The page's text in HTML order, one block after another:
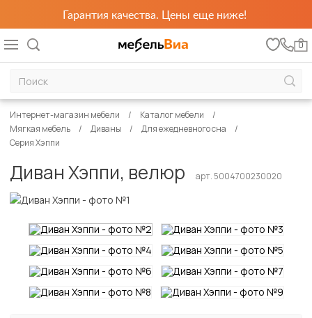
Гарантия качества. Цены еще ниже!
0
Интернет-магазин мебели
Каталог мебели
Мягкая мебель
Диваны
Для ежедневного сна
Серия Хэппи
Диван Хэппи, велюр арт. 5004700230020